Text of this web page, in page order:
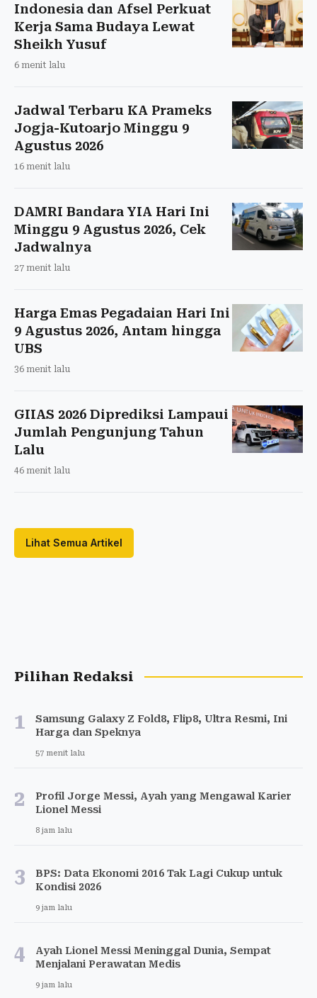
Indonesia dan Afsel Perkuat
Kerja Sama Budaya Lewat
Sheikh Yusuf
6 menit lalu
Jadwal Terbaru KA Prameks
Jogja-Kutoarjo Minggu 9
Agustus 2026
16 menit lalu
DAMRI Bandara YIA Hari Ini
Minggu 9 Agustus 2026, Cek
Jadwalnya
27 menit lalu
Harga Emas Pegadaian Hari Ini
9 Agustus 2026, Antam hingga
UBS
36 menit lalu
GIIAS 2026 Diprediksi Lampaui
Jumlah Pengunjung Tahun
Lalu
46 menit lalu
Lihat Semua Artikel
Pilihan Redaksi
1
Samsung Galaxy Z Fold8, Flip8, Ultra Resmi, Ini
Harga dan Speknya
57 menit lalu
2
Profil Jorge Messi, Ayah yang Mengawal Karier
Lionel Messi
8 jam lalu
3
BPS: Data Ekonomi 2016 Tak Lagi Cukup untuk
Kondisi 2026
9 jam lalu
4
Ayah Lionel Messi Meninggal Dunia, Sempat
Menjalani Perawatan Medis
9 jam lalu